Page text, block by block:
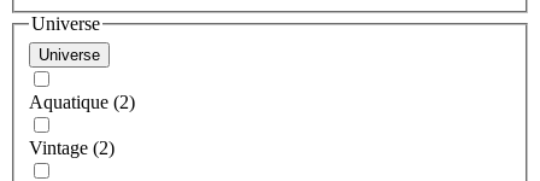
Universe
Universe
Aquatique (2)
Vintage (2)